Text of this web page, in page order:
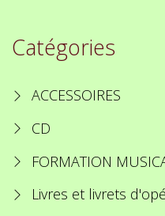
Catégories
ACCESSOIRES
CD
FORMATION
Livres et livrets